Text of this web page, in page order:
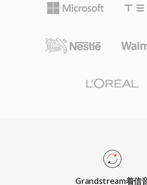
Grandstream着信